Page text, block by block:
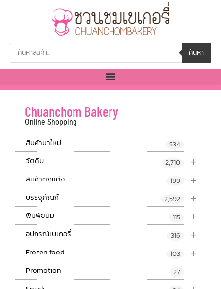
ค้นหา
Chuanchom Bakery
Online Shopping
สินค้ามาใหม่ 534
+
วัตุดิบ 2,710
+
สินค้าตกแต่ง 199
+
บรรจุภัณฑ์ 2,592
+
พิมพ์ขนม 115
+
อุปกรณ์เบเกอรี่ 316
+
Frozen food 103
Promotion 27